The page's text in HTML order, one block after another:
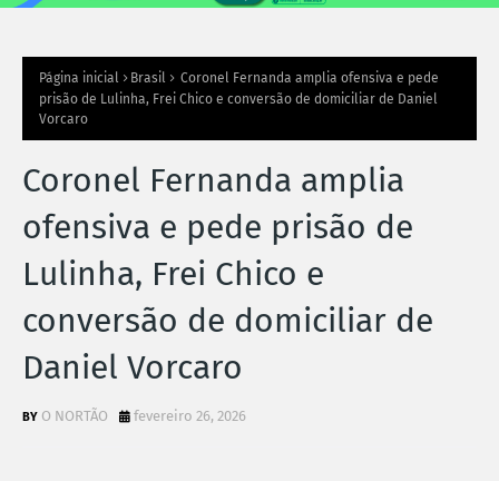
Página inicial Brasil
Coronel Fernanda amplia ofensiva e pede
prisão de Lulinha, Frei Chico e conversão de domiciliar de Daniel
Vorcaro
Coronel Fernanda amplia
ofensiva e pede prisão de
Lulinha, Frei Chico e
conversão de domiciliar de
Daniel Vorcaro
O NORTÃO fevereiro 26, 2026